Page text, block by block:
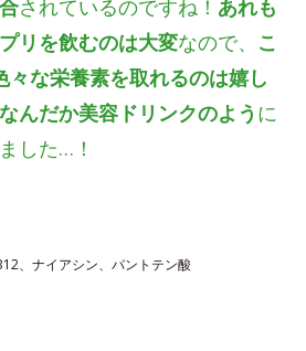
されているのですね！ あれも
リを飲むのは大変なので、 こ
々な栄養素を取れるのは嬉し
なんだか美容ドリンクのよう に
した…！
、ナイアシン、パントテン酸